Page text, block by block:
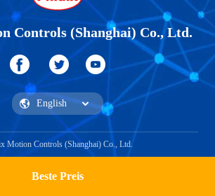
Beste Preis
Controls (Shanghai) Co., Ltd.
Motion Controls (Shanghai) Co., Ltd.
Ein Zitat bekommen